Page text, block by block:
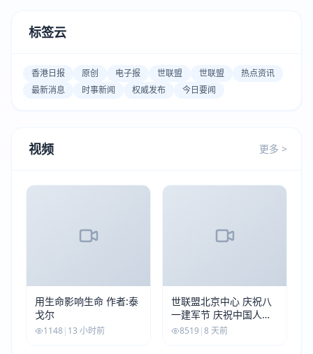
标签云
香港日报 原创 电子报 世联盟 世联盟
热点资讯
最新消息
时事新闻 权威发布 今日要闻
视频 更多 >
用生命影响生命 作者:泰
戈尔
1148| 13 小时前
世联盟北京中心 庆祝八
一建军节 庆祝中国人民
解放军建军99周年
8519 |8 天前